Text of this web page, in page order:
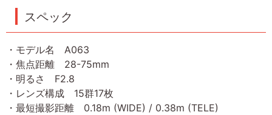
スペック
・モデル名 A063
・焦点距離 28-75mm
・明るさ F2.8
・レンズ構成 15群17枚
・最短撮影距離 0.18m (WIDE) / 0.38m (TELE)